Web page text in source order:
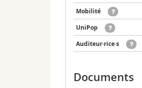
Mobilité
UniPop
Auditeur·rice·s
Documents